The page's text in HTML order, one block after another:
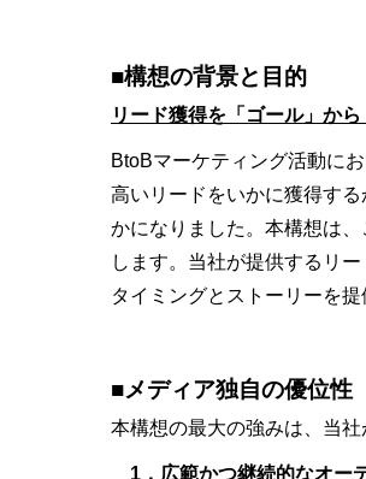
■構想の背景と目的
リード獲得を「ゴール」か
BtoBマーケティング活動に
高いリードをいかに獲得す
かになりました。本構想は
します。当社が提供するリ
タイミングとストーリーを
■メディア独自の優位性
本構想の最大の強みは、当
1．広範かつ継続的なオー